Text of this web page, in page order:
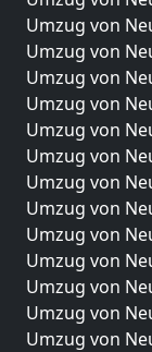
Umzug von
Umzug von
Umzug von
Umzug von
Umzug von
Umzug von
Umzug von
Umzug von
Umzug von
Umzug von
Umzug von
Umzug von
Umzug von